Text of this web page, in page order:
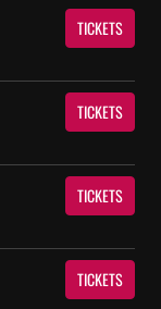
TICKETS
TICKETS
TICKETS
TICKETS